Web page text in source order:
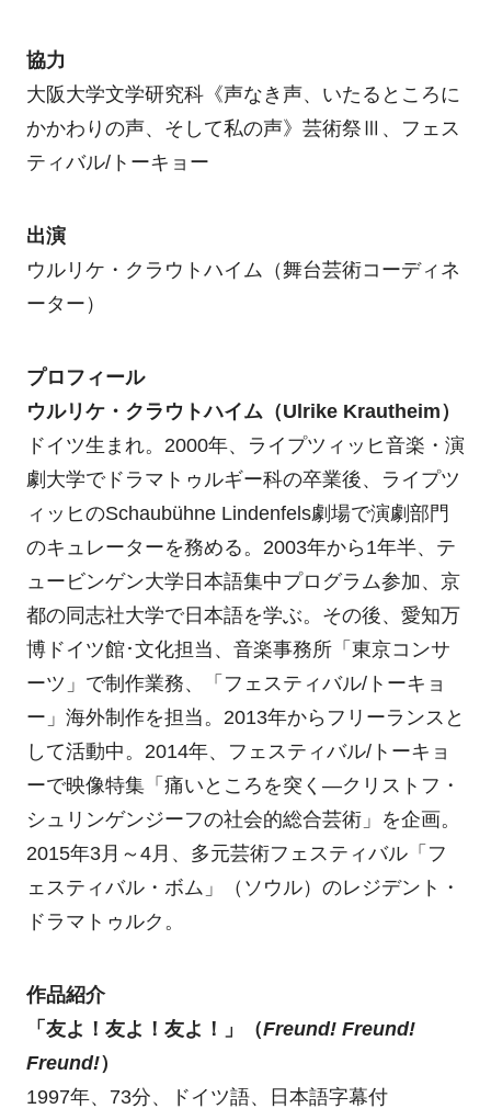
協力
大阪大学文学研究科《声なき声、いたるところに
かかわりの声、そして私の声》芸術祭Ⅲ、フェス
ティバル/トーキョー
出演
ウルリケ・クラウトハイム（舞台芸術コーディネ
ーター）
プロフィール
ウルリケ・クラウトハイム（Ulrike Krautheim）
ドイツ生まれ。2000年、ライプツィッヒ音楽・演
劇大学でドラマトゥルギー科の卒業後、ライプツ
ィッヒのSchaubühne Lindenfels劇場で演劇部門
のキュレーターを務める。2003年から1年半、テ
ュービンゲン大学日本語集中プログラム参加、京
都の同志社大学で日本語を学ぶ。その後、愛知万
博ドイツ館･文化担当、音楽事務所「東京コンサ
ーツ」で制作業務、「フェスティバル/トーキョ
ー」海外制作を担当。2013年からフリーランスと
して活動中。2014年、フェスティバル/トーキョ
ーで映像特集「痛いところを突く―クリストフ・
シュリンゲンジーフの社会的総合芸術」を企画。
2015年3月～4月、多元芸術フェスティバル「フ
ェスティバル・ボム」（ソウル）のレジデント・
ドラマトゥルク。
作品紹介
「友よ！友よ！友よ！」（Freund! Freund!
Freund!）
1997年、73分、ドイツ語、日本語字幕付